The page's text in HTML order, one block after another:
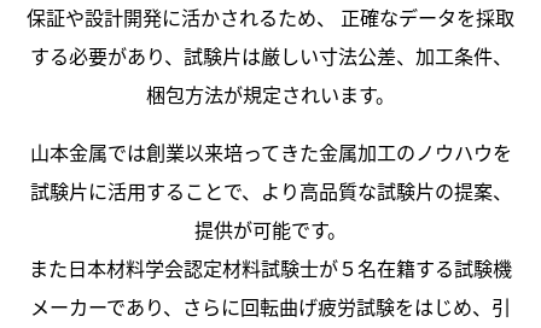
保証や設計開発に活かされるため、
正確なデータを採取
する必要があり、試験片は厳しい寸法公差、加工条件、
梱包方法が規定されいます。
山本金属では創業以来培ってきた金属加工のノウハウを
試験片に活用することで、より高品質な試験片の提案、
提供が可能です。
また日本材料学会認定材料試験士が５名在籍する試験機
メーカーであり、さらに回転曲げ疲労試験をはじめ、引